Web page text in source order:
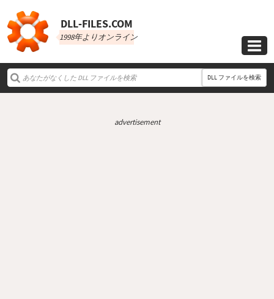
DLL‑FILES.COM
1998年よりオンライン

DLL ファイルを検索
advertisement